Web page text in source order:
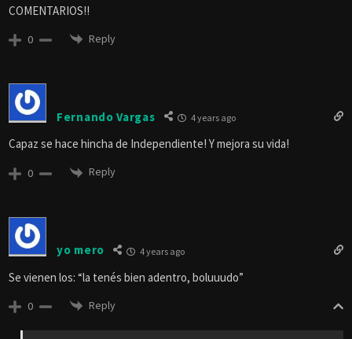
COMENTARIOS!!
0 Reply
Fernando Vargas 4 years ago
Capaz se hace hincha de Independiente! Y mejora su vida!
0 Reply
yo mero 4 years ago
Se vienen los: “la tenés bien adentro, boluuudo”
0 Reply